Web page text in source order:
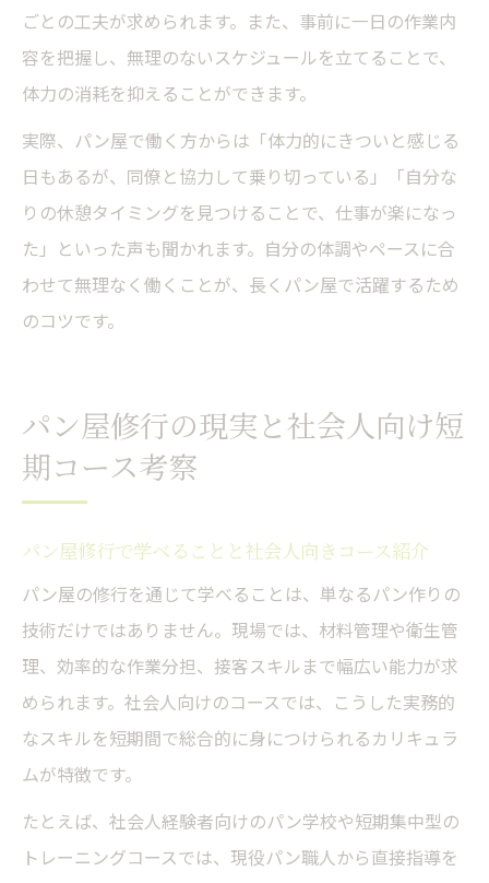
ごとの工夫が求められます。また、事前に一日の作業内
容を把握し、無理のないスケジュールを立てることで、
体力の消耗を抑えることができます。
実際、パン屋で働く方からは「体力的にきついと感じる
日もあるが、同僚と協力して乗り切っている」「自分な
りの休憩タイミングを見つけることで、仕事が楽になっ
た」といった声も聞かれます。自分の体調やペースに合
わせて無理なく働くことが、長くパン屋で活躍するため
のコツです。
パン屋修行の現実と社会人向け短
期コース考察
パン屋修行で学べることと社会人向きコース紹介
パン屋の修行を通じて学べることは、単なるパン作りの
技術だけではありません。現場では、材料管理や衛生管
理、効率的な作業分担、接客スキルまで幅広い能力が求
められます。社会人向けのコースでは、こうした実務的
なスキルを短期間で総合的に身につけられるカリキュラ
ムが特徴です。
たとえば、社会人経験者向けのパン学校や短期集中型の
トレーニングコースでは、現役パン職人から直接指導を